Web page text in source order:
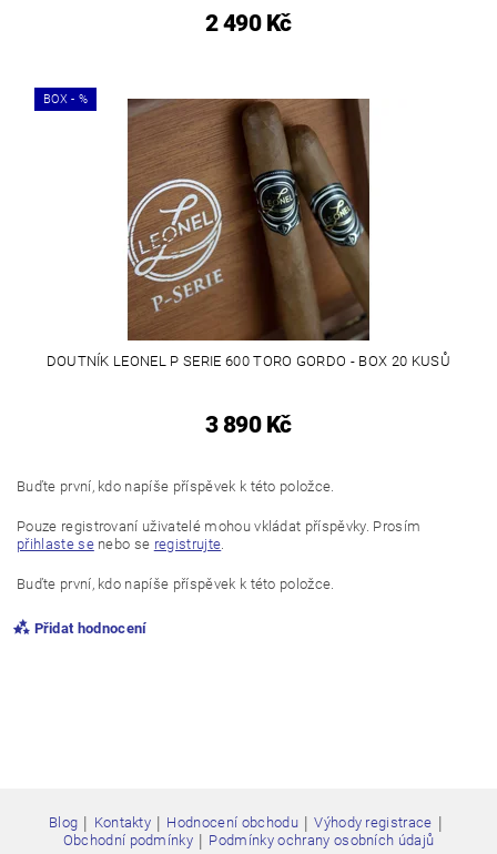
2 490 Kč
BOX - %
DOUTNÍK LEONEL P SERIE 600 TORO GORDO - BOX 20 KUSŮ
3 890 Kč
Buďte první, kdo napíše příspěvek k této položce.
Pouze registrovaní uživatelé mohou vkládat příspěvky. Prosím
přihlaste senebo se registrujte
Buďte první, kdo napíše příspěvek k této položce.
Přidat hodnocení
Blog | Kontakty | Hodnocení obchodu | Výhody registrace |
Obchodní podmínky | Podmínky ochrany osobních údajů